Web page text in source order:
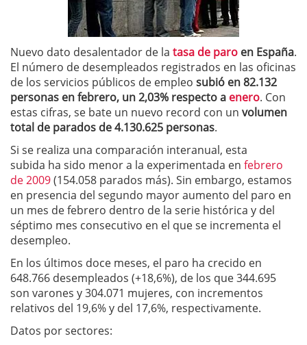
Nuevo dato desalentador de la tasa de paro en España.
El número de desempleados registrados en las oficinas
de los servicios públicos de empleo subió en 82.132
personas en febrero, un 2,03% respecto a enero. Con
estas cifras, se bate un nuevo record con un volumen
total de parados de 4.130.625 personas.
Si se realiza una comparación interanual, esta
subida ha sido menor a la experimentada en febrero
de 2009(154.058 parados más). Sin embargo, estamos
en presencia del segundo mayor aumento del paro en
un mes de febrero dentro de la serie histórica y del
séptimo mes consecutivo en el que se incrementa el
desempleo.
En los últimos doce meses, el paro ha crecido en
648.766 desempleados (+18,6%), de los que 344.695
son varones y 304.071 mujeres, con incrementos
relativos del 19,6% y del 17,6%, respectivamente.
Datos por sectores: